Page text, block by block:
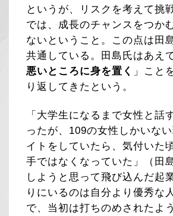
というが、リスクを考えて挑
では、成長のチャンスをつか
ないということ。この点は田
共通している。田島氏はあえ
悪いところに身を置く
」こと
り返してきたという。
「大学生になるまで女性と話
ったが、109の女性しかいな
イトをしていたら、気付いた
手ではなくなっていた」（田
しようと思って飛び込んだ起
りにいるのは自分より優秀な
で、当初は打ちのめされたよ